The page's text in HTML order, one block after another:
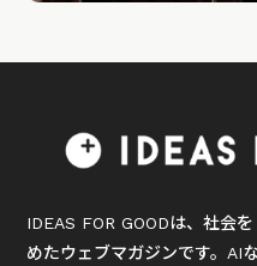
IDEAS FOR GOODは、社会
めたウェブマガジンです。AI